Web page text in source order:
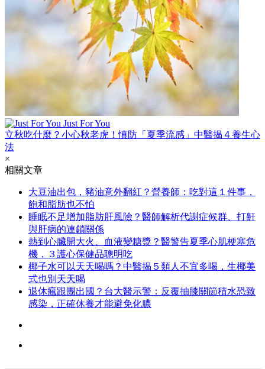
Just For You
立秋吃什麼？小心秋老虎！慎防「夏季流感」中醫揭４養生心
法
×
相關文章
大豆油出包，豬油意外翻紅？營養師：吃對這１件事，
飽和脂肪也不怕
睡眠不足增加脂肪肝風險？醫師解析代謝症候群、打鼾
與肝病的連鎖關係
熱到心臟開大火、血液變糖漿？醫警告夏季心肌梗塞危
機，３護心保健品聰明吃
椰子水可以天天喝嗎？中醫揭５類人不宜多喝，生椰美
式也別天天喝
退休瘋跟團出國？台大醫示警：反覆抽膝關節積水恐致
感染，正確休養才能避免化膿